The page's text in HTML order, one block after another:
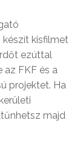
készít kisfilmet
ezúttal
az FKF és a
projektet. Ha
majd